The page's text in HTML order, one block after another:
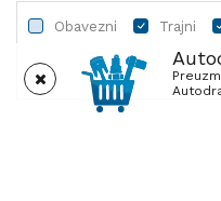
Autodelovi
Obavezni Trajni